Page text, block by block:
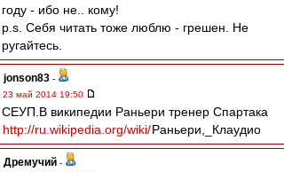
году - ибо не.. кому!
p.s. Себя читать тоже люблю - грешен. Не
ругайтесь.
jonson83 -
23 май 2014 19:50
СЕУП.В википедии Раньери тренер Спартака
http://ru.wikipedia.org/wiki/Раньери,_Клаудио
Дремучий -